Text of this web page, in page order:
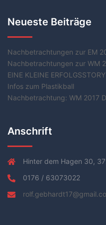
Neueste Beiträge
Nachbetrachtungen zur EM
Nachbetrachtungen zur WM
EINE KLEINE ERFOLGSSTORY
Infos zum Plastikball
Nachbetrachtung: WM 2017
Anschrift
Hinter dem Hagen 30,
0176 / 63073022